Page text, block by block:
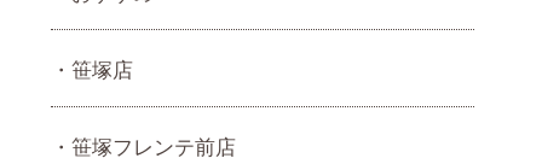
笹塚店
笹塚フレンテ前店